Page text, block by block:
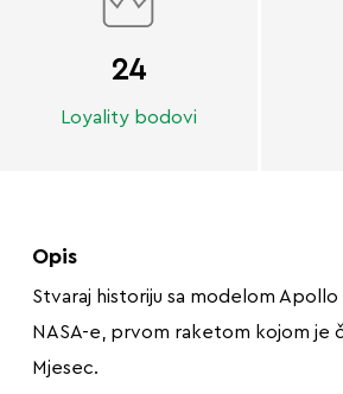
24
Loyality bodovi
Opis
Stvaraj historiju sa modelom Apollo
NASA-e, prvom raketom kojom je
Mjesec.